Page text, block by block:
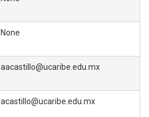
None
aacastillo@ucaribe.edu.mx
acastillo@ucaribe.edu.mx